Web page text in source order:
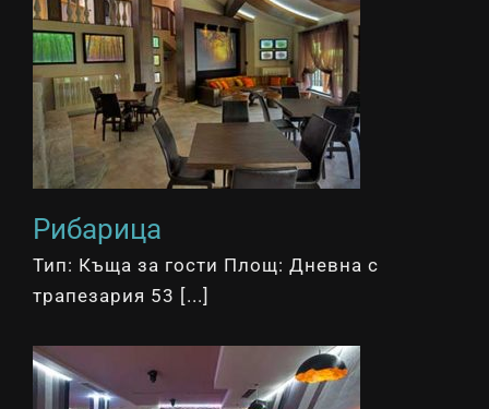
Рибарица
Тип: Къща за гости Площ: Дневна с
трапезария 53 [...]